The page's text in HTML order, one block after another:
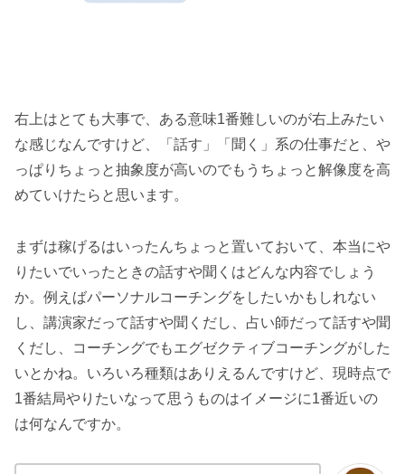
右上はとても大事で、ある意味1番難しいのが右上みたい
な感じなんですけど、「話す」「聞く」系の仕事だと、や
っぱりちょっと抽象度が高いのでもうちょっと解像度を高
めていけたらと思います。
まずは稼げるはいったんちょっと置いておいて、本当にや
りたいでいったときの話すや聞くはどんな内容でしょう
か。例えばパーソナルコーチングをしたいかもしれない
し、講演家だって話すや聞くだし、占い師だって話すや聞
くだし、コーチングでもエグゼクティブコーチングがした
いとかね。いろいろ種類はありえるんですけど、現時点で
1番結局やりたいなって思うものはイメージに1番近いの
は何なんですか。